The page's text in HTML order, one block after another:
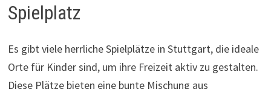
Spielplatz
Es gibt viele herrliche Spielplätze in Stuttgart, die ideale
Orte für Kinder sind, um ihre Freizeit aktiv zu gestalten.
Diese Plätze bieten eine bunte Mischung aus